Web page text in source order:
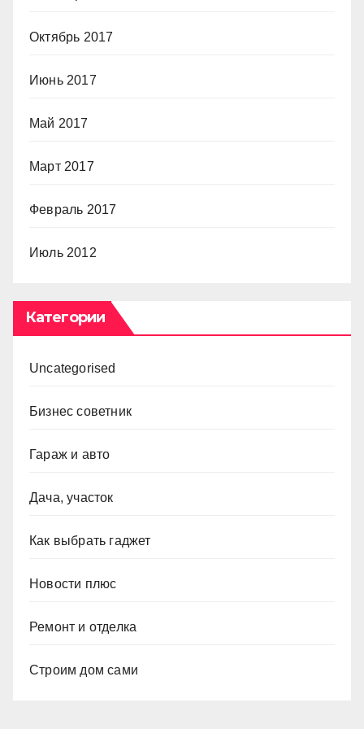
Октябрь 2017
Июнь 2017
Май 2017
Март 2017
Февраль 2017
Июль 2012
Категории
Uncategorised
Бизнес советник
Гараж и авто
Дача, участок
Как выбрать гаджет
Новости плюс
Ремонт и отделка
Строим дом сами